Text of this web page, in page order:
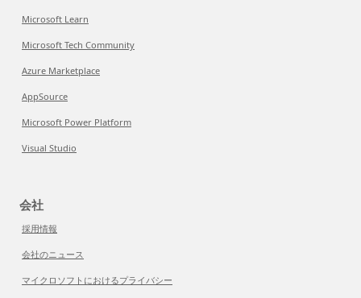
Microsoft Learn
Microsoft Tech Community
Azure Marketplace
AppSource
Microsoft Power Platform
Visual Studio
会社
採用情報
会社のニュース
マイクロソフトにおけるプライバシー